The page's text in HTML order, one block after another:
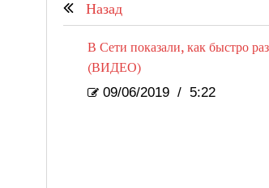
Назад
В Сети показали, как быстро
(ВИДЕО)
09/06/2019 / 5:22